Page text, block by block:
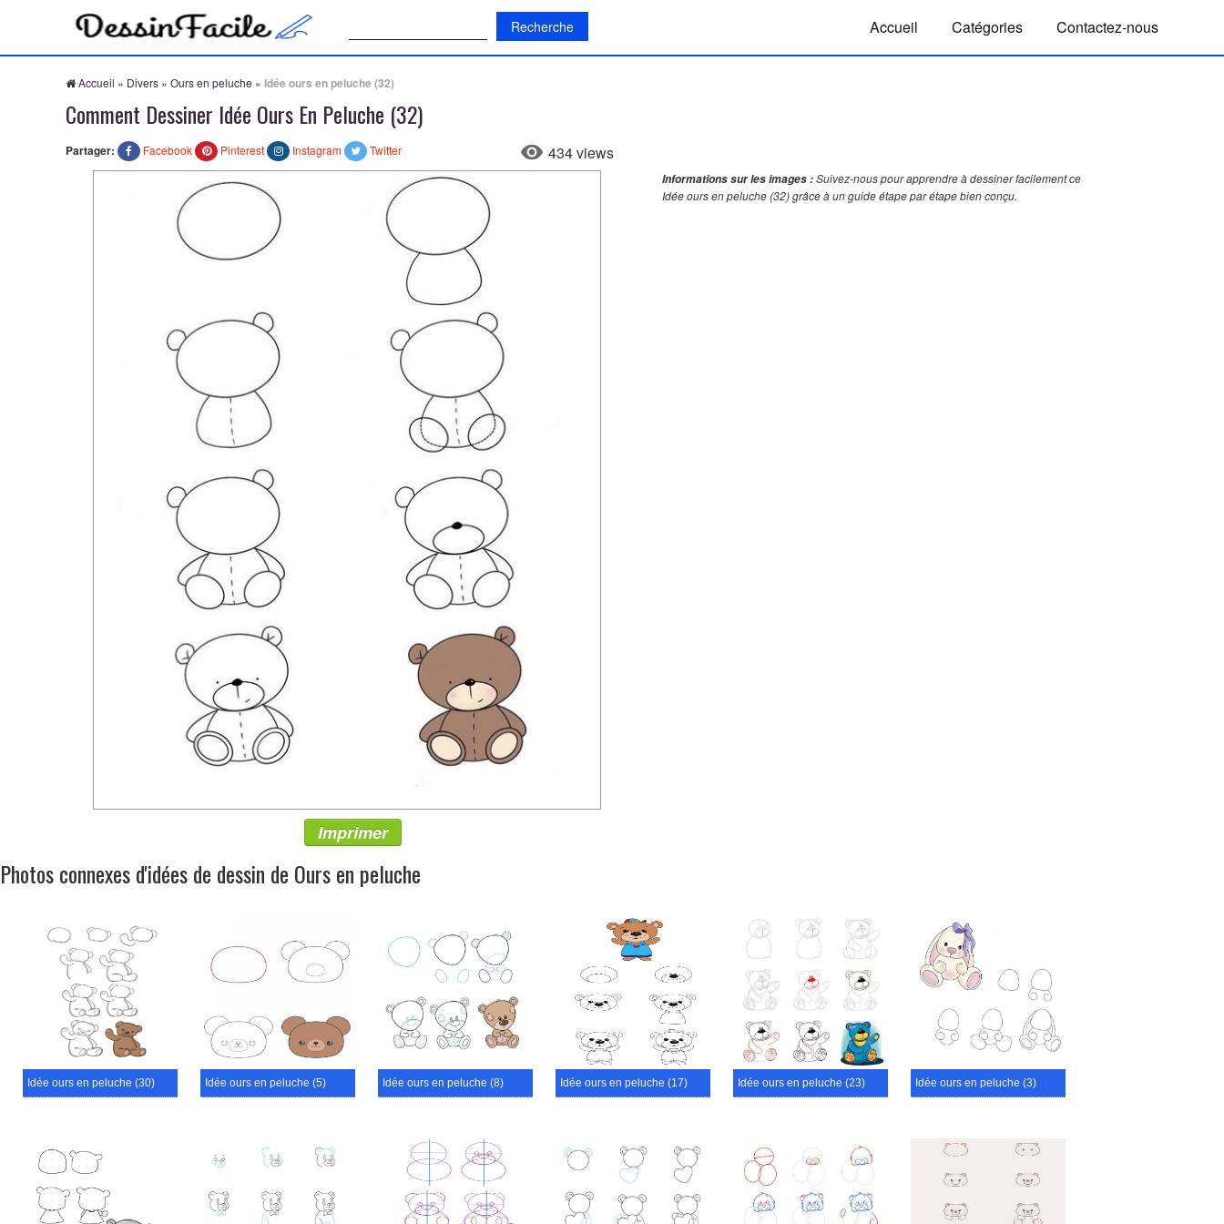
Accueil Catégories Contactez-nous
Accueil » Divers » Ours en peluche » Idée ours en peluche (32)
Comment Dessiner Idée Ours En Peluche (32)
Partager: Facebook Pinterest Instagram Twitter 434 views
Informations sur les images :Suivez-nous pour apprendre à dessiner facilement ce
Idée ours en peluche (32) grâce à un guide étape par étape bien conçu.
Imprimer
Photos connexes d'idées de dessin de Ours en peluche
Idée ours en peluche (30) Idée ours en peluche (5) Idée ours en peluche (8) Idée ours en peluche (17) Idée ours en peluche (23) Idée ours en peluche (3)